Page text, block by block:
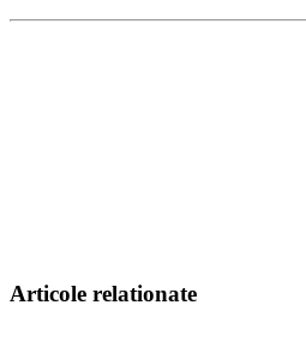
Articole relationate